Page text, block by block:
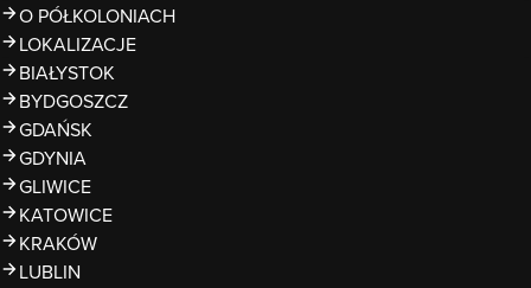
O PÓŁKOLONIACH
LOKALIZACJE
BIAŁYSTOK
BYDGOSZCZ
GDAŃSK
GDYNIA
GLIWICE
KATOWICE
KRAKÓW
LUBLIN